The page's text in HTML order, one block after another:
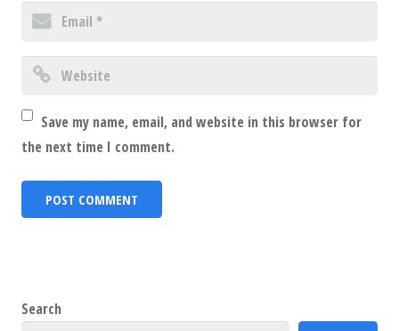
Save my name, email, and website in this browser for
the next time I comment.
Search